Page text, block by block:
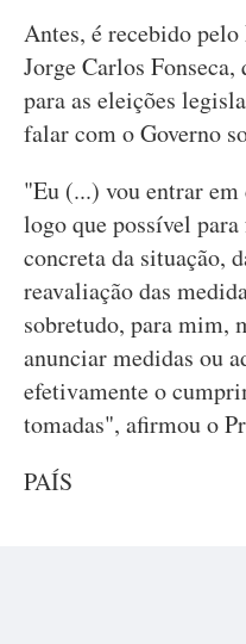
Antes, é recebido
Jorge Carlos
para as eleições
falar com o Governo
"Eu (...) vou entrar
logo que possível
concreta da situação,
reavaliação das
sobretudo, para mim,
anunciar medidas ou
efetivamente o
tomadas", afirmou o
PAÍS